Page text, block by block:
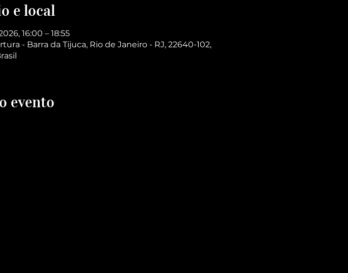
e local
16:00 – 18:55
- Barra da Tijuca, Rio de Janeiro - RJ, 22640-102,
evento